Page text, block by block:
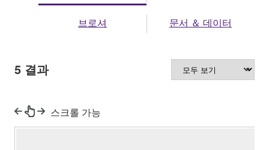
브로셔 문서 ＆ 데이터
5 결과
스크롤 가능